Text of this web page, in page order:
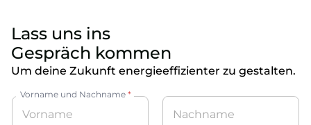
Lass uns ins
Gespräch kommen
Um deine Zukunft energieeffizienter zu gestalten.
Vorname und Nachname *